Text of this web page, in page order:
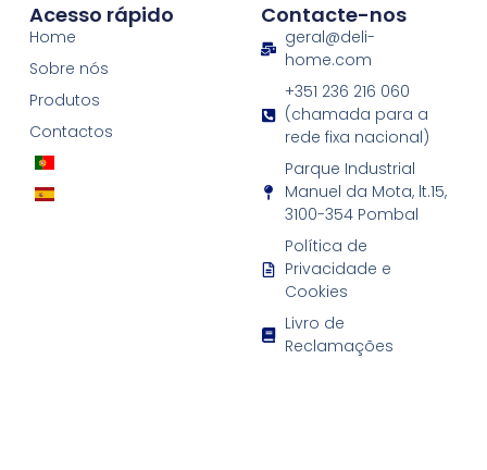
Acesso rápido
Home
Sobre nós
Produtos
Contactos
Contacte-nos
geral@deli-
home.com
+351 236 216 060
(chamada para a
rede fixa nacional)
Parque Industrial
Manuel da Mota, lt.15,
3100-354 Pombal
Política de
Privacidade e
Cookies
Livro de
Reclamações